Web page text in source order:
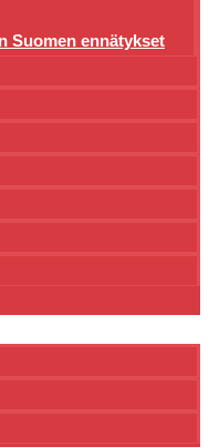
Suomen ennätykset